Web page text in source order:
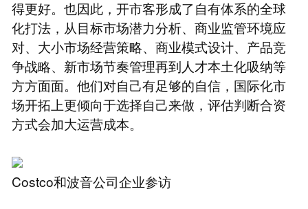
得更好。也因此，开市客形成了自有体系的全球
化打法，从目标市场潜力分析、商业监管环境应
对、大小市场经营策略、商业模式设计、产品竞
争战略、新市场节奏管理再到人才本土化吸纳等
方方面面。他们对自己有足够的自信，国际化市
场开拓上更倾向于选择自己来做，评估判断合资
方式会加大运营成本。
Costco和波音公司企业参访